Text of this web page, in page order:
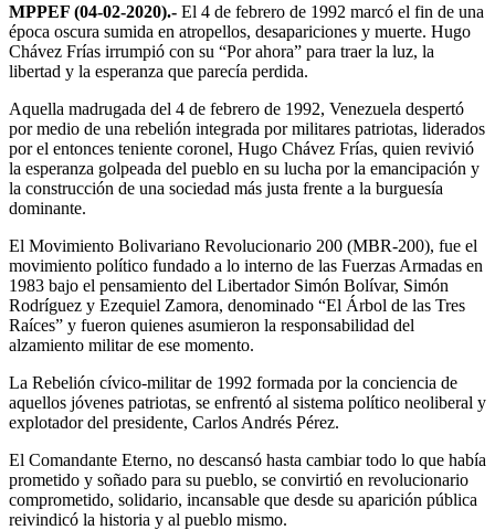
MPPEF (04-02-2020).- El 4 de febrero de 1992 marcó el fin de una
época oscura sumida en atropellos, desapariciones y muerte. Hugo
Chávez Frías irrumpió con su “Por ahora” para traer la luz, la
libertad y la esperanza que parecía perdida.
Aquella madrugada del 4 de febrero de 1992, Venezuela despertó
por medio de una rebelión integrada por militares patriotas, liderados
por el entonces teniente coronel, Hugo Chávez Frías, quien revivió
la esperanza golpeada del pueblo en su lucha por la emancipación y
la construcción de una sociedad más justa frente a la burguesía
dominante.
El Movimiento Bolivariano Revolucionario 200 (MBR-200), fue el
movimiento político fundado a lo interno de las Fuerzas Armadas en
1983 bajo el pensamiento del Libertador Simón Bolívar, Simón
Rodríguez y Ezequiel Zamora, denominado “El Árbol de las Tres
Raíces” y fueron quienes asumieron la responsabilidad del
alzamiento militar de ese momento.
La Rebelión cívico-militar de 1992 formada por la conciencia de
aquellos jóvenes patriotas, se enfrentó al sistema político neoliberal y
explotador del presidente, Carlos Andrés Pérez.
El Comandante Eterno, no descansó hasta cambiar todo lo que había
prometido y soñado para su pueblo, se convirtió en revolucionario
comprometido, solidario, incansable que desde su aparición pública
reivindicó la historia y al pueblo mismo.